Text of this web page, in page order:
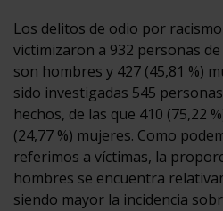
Los delitos de odio por
victimizaron a 932 personas de
son hombres y 427 (45,81 %)
sido investigadas 545
hechos, de las que 410 (75,22
(24,77 %) mujeres. Como
referimos a víctimas, la
hombres se encuentra
siendo mayor la incidencia